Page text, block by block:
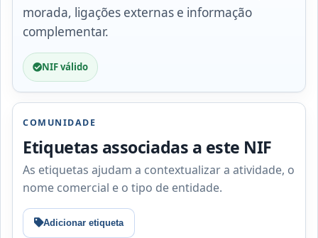
morada, ligações externas e informação
complementar.
NIF válido
COMUNIDADE
Etiquetas associadas a este NIF
As etiquetas ajudam a contextualizar a atividade, o
nome comercial e o tipo de entidade.
Adicionar etiqueta